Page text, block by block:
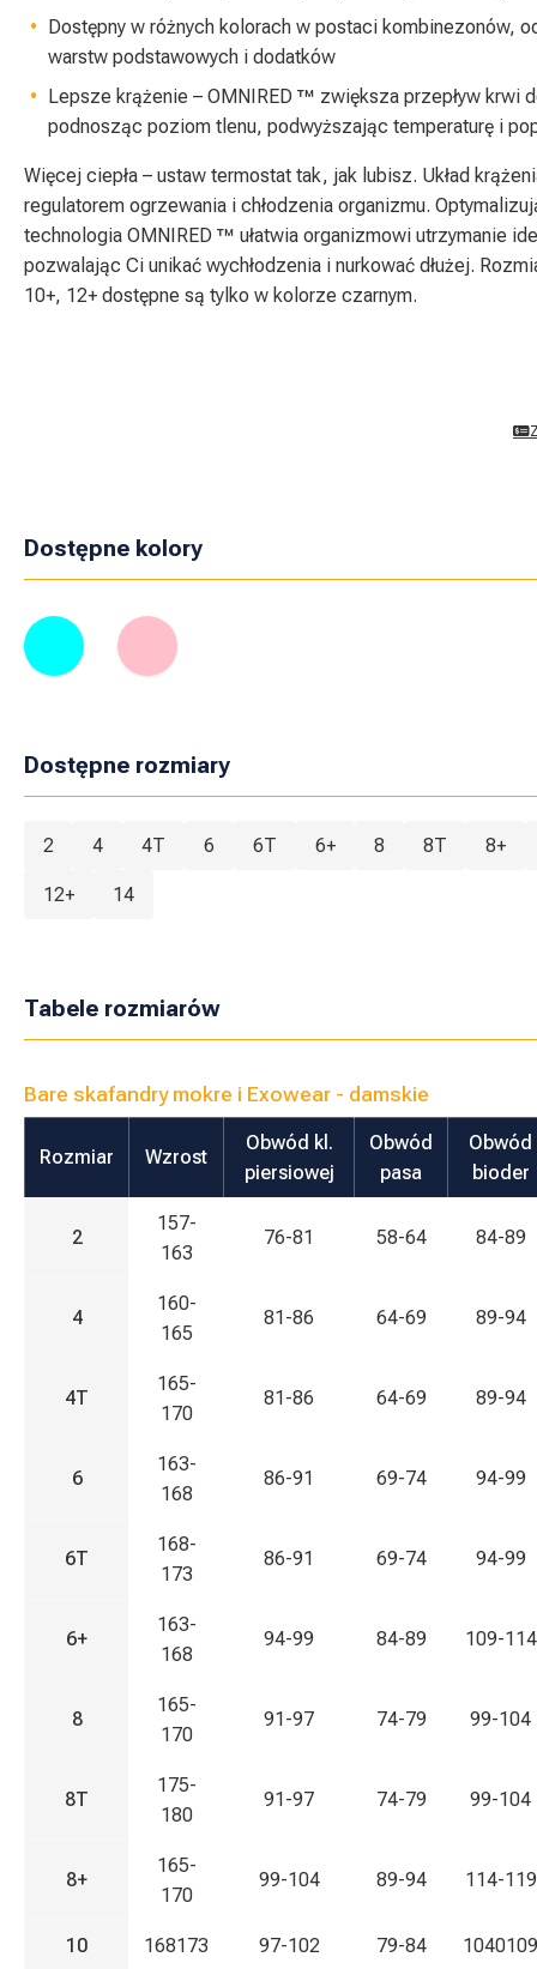
Dostępny w różnych kolorach w postaci kombinezonów,
warstw podstawowych i dodatków
Lepsze krążenie – OMNIRED ™ zwiększa przepływ krwi
podnosząc poziom tlenu, podwyższając temperaturę i
Więcej ciepła – ustaw termostat tak, jak lubisz. Układ
regulatorem ogrzewania i chłodzenia organizmu.
technologia OMNIRED ™ ułatwia organizmowi utrzymanie
pozwalając Ci unikać wychłodzenia i nurkować dłużej.
10+, 12+ dostępne są tylko w kolorze czarnym.
Dostępne kolory
Dostępne rozmiary
2 4 4T 6 6T 6+ 8 8T 8+
12+ 14
Tabele rozmiarów
Bare skafandry mokre i Exowear - damskie
Rozmiar Wzrost
Obwód kl.
piersiowej
Obwód
pasa
Obwód
bioder
2
157-
163
76-81 58-64 84-89
4
160-
165
81-86 64-69 89-94
4T
165-
170
81-86 64-69 89-94
6
163-
168
86-91 69-74 94-99
6T
168-
173
86-91 69-74 94-99
6+
163-
168
94-99 84-89 109-114
8
165-
170
91-97 74-79 99-104
8T
175-
180
91-97 74-79 99-104
8+
165-
170
99-104 89-94 114-119
10 168173 97-102 79-84 1040109